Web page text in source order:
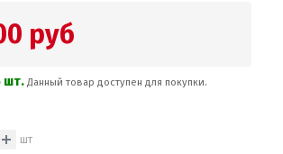
руб
шт. Данный товар доступен для покупки.
шт